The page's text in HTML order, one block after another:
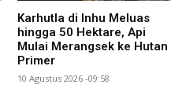
Karhutla di Inhu Meluas
hingga 50 Hektare, Api
Mulai Merangsek ke Hutan
Primer
10 Agustus 2026 -09:58